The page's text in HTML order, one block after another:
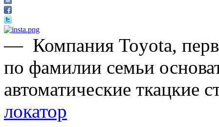
— Компания Toyota,
по фамилии семьи
автоматические ткацкие
локатор